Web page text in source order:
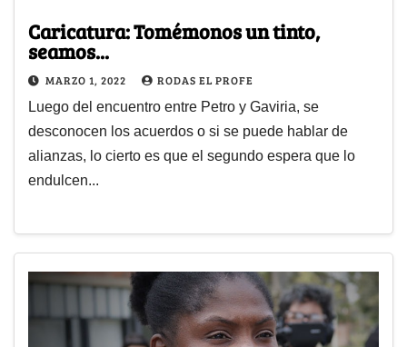
Caricatura: Tomémonos un tinto,
seamos...
MARZO 1, 2022 RODAS EL PROFE
Luego del encuentro entre Petro y Gaviria, se
desconocen los acuerdos o si se puede hablar de
alianzas, lo cierto es que el segundo espera que lo
endulcen...